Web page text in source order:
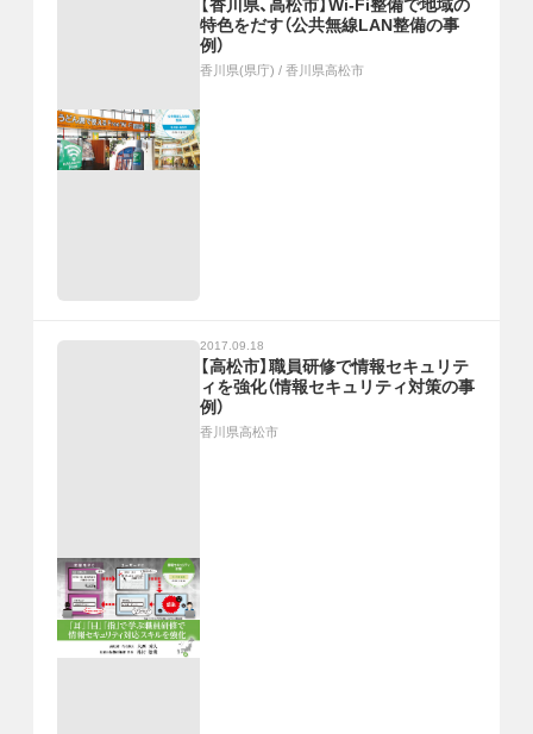
【香川県、高松市】Wi-Fi整備で地域の
特色をだす（公共無線LAN整備の事
例）
香川県(県庁) / 香川県高松市
2017.09.18
【高松市】職員研修で情報セキュリテ
ィを強化（情報セキュリティ対策の事
例）
香川県高松市